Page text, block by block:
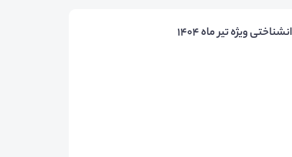
ویژه تیر ماه 1404